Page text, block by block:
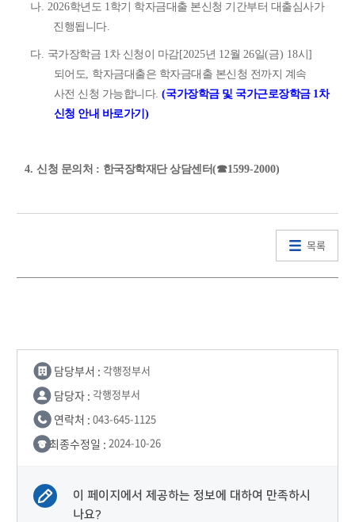
나. 2026학년도 1학기 학자금대출 본신청 기간부터 대출심사가
진행됩니다.
다. 국가장학금 1차 신청이 마감[2025년 12월 26일(금) 18시]
되어도, 학자금대출은 학자금대출 본신청 전까지 계속
사전 신청 가능합니다.(국가장학금 및 국가근로장학금 1차
신청 안내 바로가기 )
4. 신청 문의처 : 한국장학재단 상담센터(☎1599-2000)
목록
담당부서 : 각행정부서
담당자 : 각행정부서
연락처 : 043-645-1125
최종수정일 : 2024-10-26
이 페이지에서 제공하는 정보에 대하여 만족하시
나요?